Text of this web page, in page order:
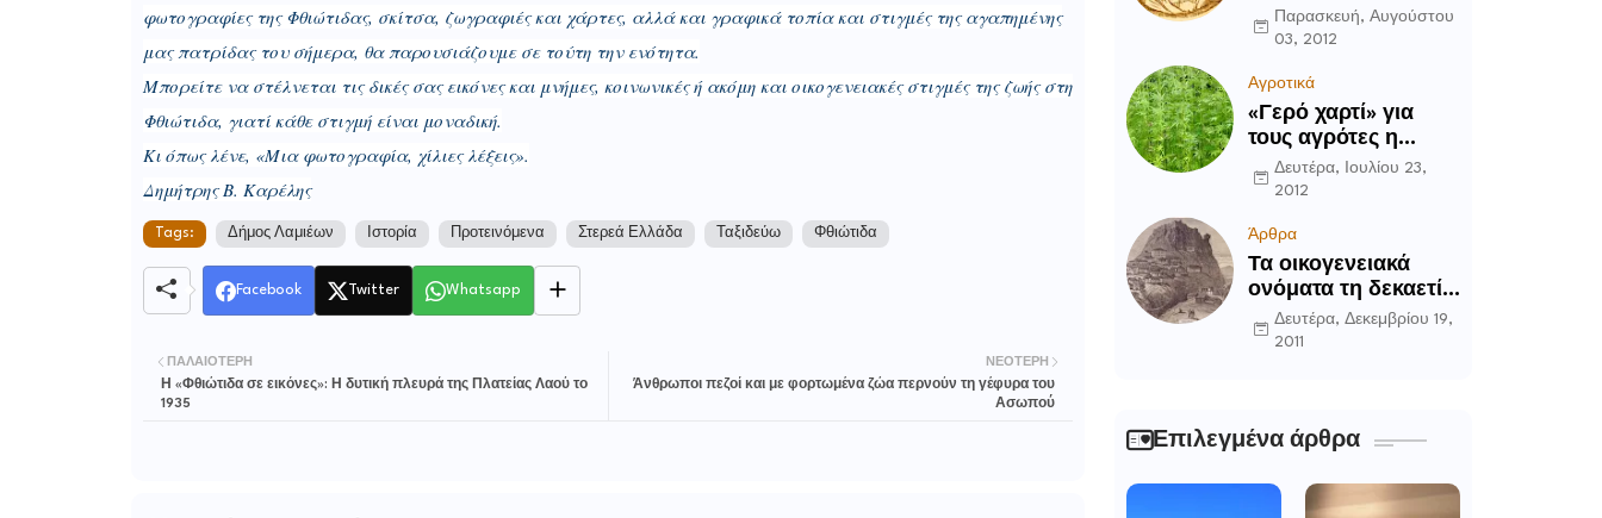
φωτογραφίες της Φθιώτιδας, σκίτσα, ζωγραφιές και χάρτες, αλλά και γραφικά τοπία και στιγμές της αγαπημένης
μας πατρίδας του σήμερα, θα παρουσιάζουμε σε τούτη την ενότητα.
Μπορείτε να στέλνεται τις δικές σας εικόνες και μνήμες, κοινωνικές ή ακόμη και οικογενειακές στιγμές της ζωής στη
Φθιώτιδα, γιατί κάθε στιγμή είναι μοναδική.
Κι όπως λένε, «Μια φωτογραφία, χίλιες λέξεις».
Δημήτρης Β. Καρέλης
Tags: Δήμος Λαμιέων Ιστορία Προτεινόμενα Στερεά Ελλάδα Ταξιδεύω Φθιώτιδα
Facebook Twitter Whatsapp
ΝΕΌΤΕΡΗ
Άνθρωποι πεζοί και με φορτωμένα ζώα περνούν τη γέφυρα του
Ασωπού
ΠΑΛΑΙΌΤΕΡΗ
Η «Φθιώτιδα σε εικόνες»: Η δυτική πλευρά της Πλατείας Λαού το
1935
του αρχαίου κόσμου
Παρασκευή, Αυγούστου
03, 2012
Αγροτικά
«Γερό χαρτί» για
τους αγρότες η
καλλιέργεια του
κενάφ
Δευτέρα, Ιουλίου 23,
2012
Άρθρα
Τα οικογενειακά
ονόματα τη δεκαετία
του ’90 στην
Περιοχή Δομοκού
Δευτέρα, Δεκεμβρίου 19,
2011
Επιλεγμένα άρθρα